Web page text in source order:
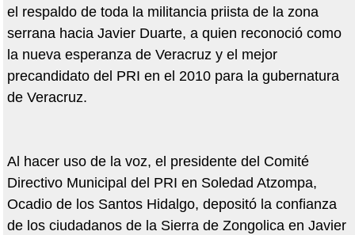
el respaldo de toda la militancia priista de la zona
serrana hacia Javier Duarte, a quien reconoció como
la nueva esperanza de Veracruz y el mejor
precandidato del PRI en el 2010 para la gubernatura
de Veracruz.
Al hacer uso de la voz, el presidente del Comité
Directivo Municipal del PRI en Soledad Atzompa,
Ocadio de los Santos Hidalgo, depositó la confianza
de los ciudadanos de la Sierra de Zongolica en Javier